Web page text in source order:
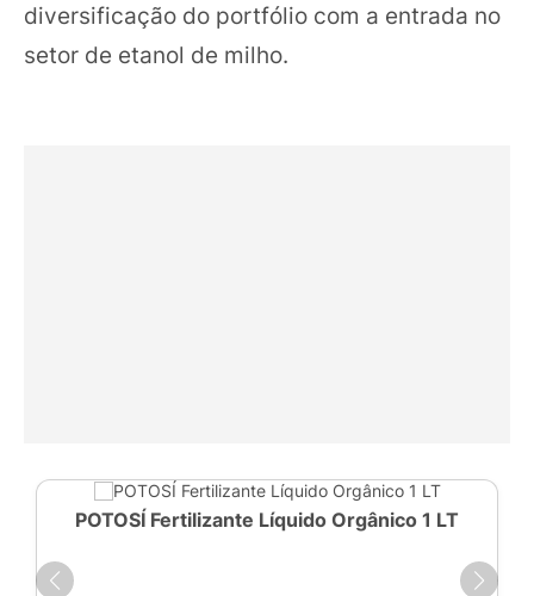
diversificação do portfólio com a entrada no
setor de etanol de milho.
POTOSÍ Fertilizante Líquido Orgânico 1 LT